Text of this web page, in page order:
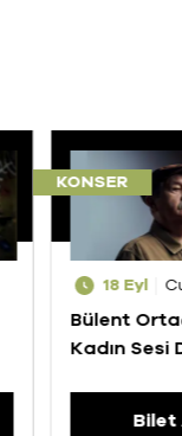
KONSER
18 Eyl
Bülent
Kadın Sesi
Bilet